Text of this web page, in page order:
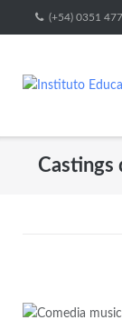
(+54) 0351
Castings